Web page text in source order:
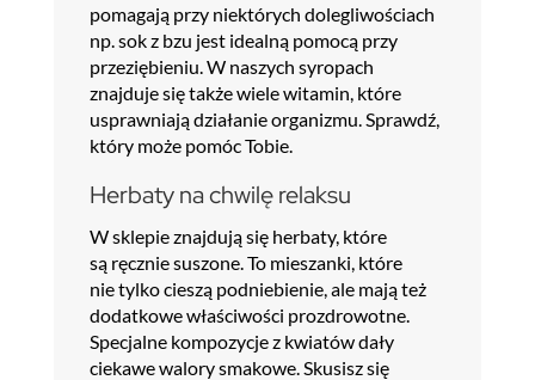
pomagają przy niektórych dolegliwościach
np. sok z bzu jest idealną pomocą przy
przeziębieniu. W naszych syropach
znajduje się także wiele witamin, które
usprawniają działanie organizmu. Sprawdź,
który może pomóc Tobie.
Herbaty na chwilę relaksu
W sklepie znajdują się herbaty, które
są ręcznie suszone. To mieszanki, które
nie tylko cieszą podniebienie, ale mają też
dodatkowe właściwości prozdrowotne.
Specjalne kompozycje z kwiatów dały
ciekawe walory smakowe. Skusisz się